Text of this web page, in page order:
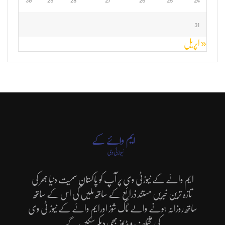
31
« اپریل
ایم وائے کے نیوزٹی وی پر آپ کو پاکستان سمیت دنیا بھر کی
تازہ ترین خبریں مستند ذرائع کے ساتھ ملیں گی اس کے ساتھ
ساتھ روزانہ ہونے والے ٹاک شوز اورایم وائے کے نیوز ٹی وی